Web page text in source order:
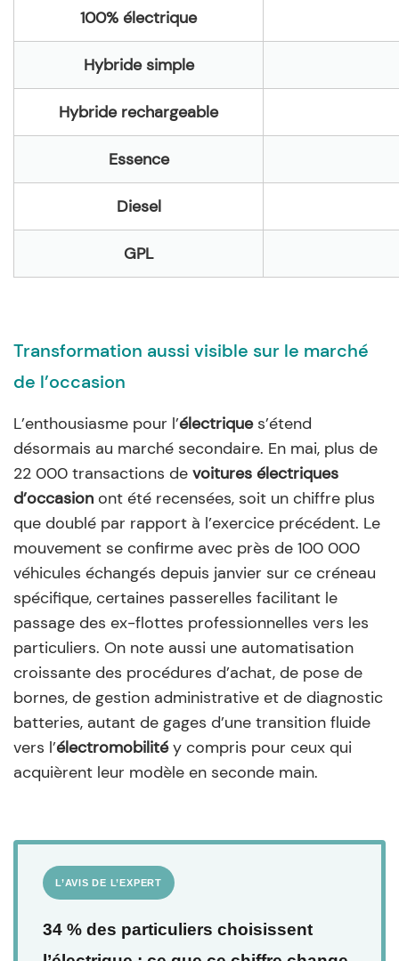
100% électrique
Hybride simple
Hybride rechargeable
Essence
Diesel
GPL
Transformation aussi visible sur le marché
de l’occasion
L’enthousiasme pour l’électriques’étend
désormais au marché secondaire. En mai, plus de
22 000 transactions de voitures électriques
d’occasion ont été recensées, soit un chiffre plus
que doublé par rapport à l’exercice précédent. Le
mouvement se confirme avec près de 100 000
véhicules échangés depuis janvier sur ce créneau
spécifique, certaines passerelles facilitant le
passage des ex-flottes professionnelles vers les
particuliers. On note aussi une automatisation
croissante des procédures d’achat, de pose de
bornes, de gestion administrative et de diagnostic
batteries, autant de gages d’une transition fluide
vers l’électromobilitéy compris pour ceux qui
acquièrent leur modèle en seconde main.
L’AVIS DE L’EXPERT
34 % des particuliers choisissent